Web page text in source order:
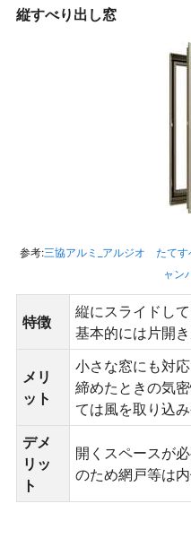
縦すべり出し窓
参考:三協アルミ_アルジオ たて
ャン
特徴
縦にスライドし
基本的には片開
メリ
ット
小さな窓にも対
締めたときの気
ては風を取り込み
デメ
リッ
ト
開くスペースが
のため網戸等は内